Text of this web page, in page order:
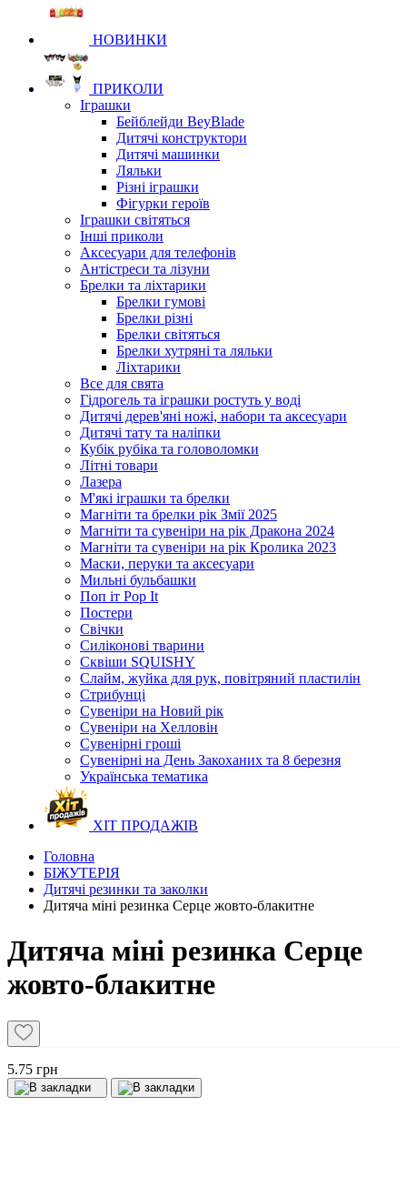
НОВИНКИ
ПРИКОЛИ
Іграшки
Бейблейди BeyBlade
Дитячі конструктори
Дитячі машинки
Ляльки
Різні іграшки
Фігурки героїв
Іграшки світяться
Інші приколи
Аксесуари для телефонів
Антістреси та лізуни
Брелки та ліхтарики
Брелки гумові
Брелки різні
Брелки світяться
Брелки хутряні та ляльки
Ліхтарики
Все для свята
Гідрогель та іграшки ростуть у воді
Дитячі дерев'яні ножі, набори та аксесуари
Дитячі тату та наліпки
Кубік рубіка та головоломки
Літні товари
Лазера
М'які іграшки та брелки
Магніти та брелки рік Змії 2025
Магніти та сувеніри на рік Дракона 2024
Магніти та сувеніри на рік Кролика 2023
Маски, перуки та аксесуари
Мильні бульбашки
Поп іт Pop It
Постери
Свічки
Силіконові тварини
Сквіши SQUISHY
Слайм, жуйка для рук, повітряний пластилін
Стрибунці
Сувеніри на Новий рік
Сувеніри на Хелловін
Сувенірні гроші
Сувенірні на День Закоханих та 8 березня
Українська тематика
ХІТ ПРОДАЖІВ
Головна
БІЖУТЕРІЯ
Дитячі резинки та заколки
Дитяча міні резинка Серце жовто-блакитне
Дитяча міні резинка Серце
жовто-блакитне
5.75 грн